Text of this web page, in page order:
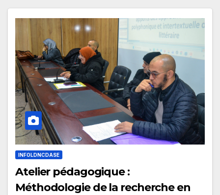
INFOLDNCDASE
Atelier pédagogique :
Méthodologie de la recherche en